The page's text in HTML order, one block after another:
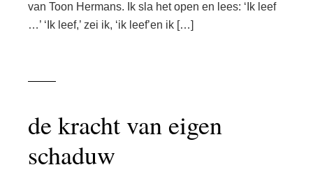
van Toon Hermans. Ik sla het open en lees: ‘Ik leef
…’ ‘Ik leef,’ zei ik, ‘ik leef’en ik […]
de kracht van eigen
schaduw